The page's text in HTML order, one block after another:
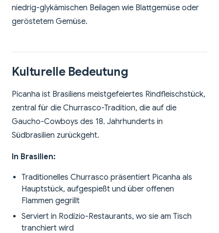
niedrig-glykämischen Beilagen wie Blattgemüse oder
geröstetem Gemüse.
Kulturelle Bedeutung
Picanha ist Brasiliens meistgefeiertes Rindfleischstück,
zentral für die Churrasco-Tradition, die auf die
Gaucho-Cowboys des 18. Jahrhunderts in
Südbrasilien zurückgeht.
In Brasilien:
Traditionelles Churrasco präsentiert Picanha als
Hauptstück, aufgespießt und über offenen
Flammen gegrillt
Serviert in Rodízio-Restaurants, wo sie am Tisch
tranchiert wird